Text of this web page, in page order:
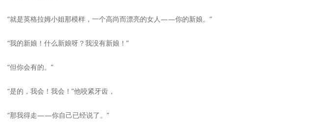
“就是英格拉姆小姐那模样，一个高尚而漂亮的女人——你的新娘。”
“我的新娘！什么新娘呀？我没有新娘！”
“但你会有的。”
“是的，我会！我会！”他咬紧牙齿，
“那我得走——你自己已经说了。”